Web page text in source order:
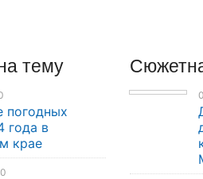
тему
погодных
года в
крае